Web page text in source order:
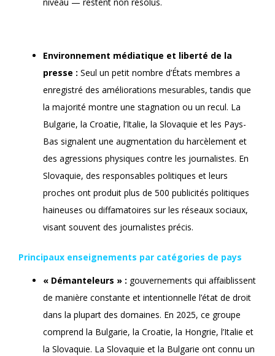
niveau — restent non résolus.
Environnement médiatique et liberté de la
presse : Seul un petit nombre d’États membres a
enregistré des améliorations mesurables, tandis que
la majorité montre une stagnation ou un recul. La
Bulgarie, la Croatie, l’Italie, la Slovaquie et les Pays-
Bas signalent une augmentation du harcèlement et
des agressions physiques contre les journalistes. En
Slovaquie, des responsables politiques et leurs
proches ont produit plus de 500 publicités politiques
haineuses ou diffamatoires sur les réseaux sociaux,
visant souvent des journalistes précis.
Principaux enseignements par catégories de pays
« Démanteleurs » : gouvernements qui affaiblissent
de manière constante et intentionnelle l’état de droit
dans la plupart des domaines. En 2025, ce groupe
comprend la Bulgarie, la Croatie, la Hongrie, l’Italie et
la Slovaquie. La Slovaquie et la Bulgarie ont connu un